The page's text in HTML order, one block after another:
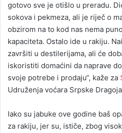
gotovo sve je otišlo u preradu.
sokova i pekmeza, ali je riječ o
obzirom na to kod nas nema
kapaciteta. Ostalo ide u rakiju.
završiti u destilerijama, ali će
iskoristiti domaćini da naprave
svoje potrebe i prodaju“, kaže za
Udruženja voćara Srpske
Iako su jabuke ove godine baš
za rakiju, jer su, ističe, zbog